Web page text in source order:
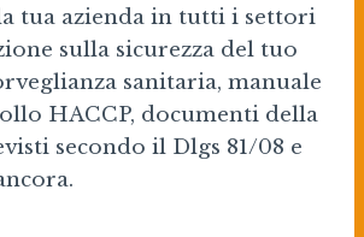
tua azienda in tutti i settori
sulla sicurezza del tuo
sanitaria, manuale
HACCP, documenti della
secondo il Dlgs 81/08 e